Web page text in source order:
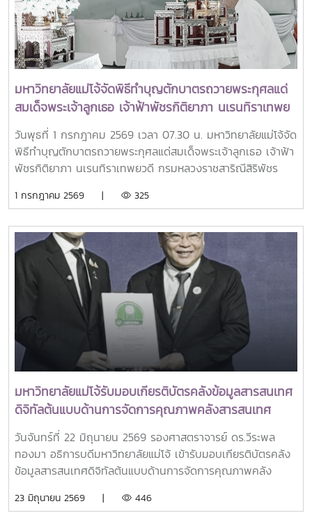
มหาวิทยาลัยแม่โจ้จัดพิธีทำบุญตักบาตรถวายพระกุศลแด่
สมเด็จพระเจ้าลูกเธอ เจ้าฟ้าพัชรกิติยาภา นเรนทิราเทพย
วดี กรมหลวงราชสาริณีสิริพัชร มหาวัชรราชธิดา
วันพุธที่ 1 กรกฎาคม 2569 เวลา 07.30 น. มหาวิทยาลัยแม่โจ้จัด
พิธีทำบุญตักบาตรถวายพระกุศลแด่สมเด็จพระเจ้าลูกเธอ เจ้าฟ้า
พัชรกิติยาภา นเรนทิราเทพยวดี กรมหลวงราชสาริณีสิริพัชร
กรุณาธิคุณ โดยมี รองศาสตราจารย์ ดร.วีระพล ทองมา
บริหาร บุคลากร และนักศึกษา ซึ่งพร้อมใจกันเข้าร่วมพิธีอย่าง
พร้อมเพรียง ณ อาคารแผ่พืชน์ มหาวิทยาลัยแม่โจ้ จังหวัด
เชียงใหม่
1 กรกฎาคม 2569 | 325
มหาวิทยาลัยแม่โจ้รับมอบเกียรติบัตรคลังข้อมูลสารสนเทศ
ดิจิทัลต้นแบบด้านการจัดการคุณภาพคลังสารสนเทศ
ดิจิทัลตามมาตรฐานข้อกำหนดเผยแพร่คลังสารสนเทศ
ดิจิทัล-ข้อกำหนด (มตช./ข้อกำหนดเผยแพร่ 2001-2567)
ในงาน "มหกรรมงานวิจัยแห่งชาติ 2569 (Thailand
Research Expo 2026)" ครั้งที่ 21
วันจันทร์ที่ 22 มิถุนายน 2569 รองศาสตราจารย์ ดร.วีระพล
ทองมา อธิการบดีมหาวิทยาลัยแม่โจ้ เข้ารับมอบเกียรติบัตรคลัง
ข้อมูลสารสนเทศดิจิทัลต้นแบบด้านการจัดการคุณภาพคลัง
สารสนเทศดิจิทัล-ข้อกำหนด (มตช./ข้อกำหนดเผยแพร่ 2001-
23 มิถุนายน 2569 | 446